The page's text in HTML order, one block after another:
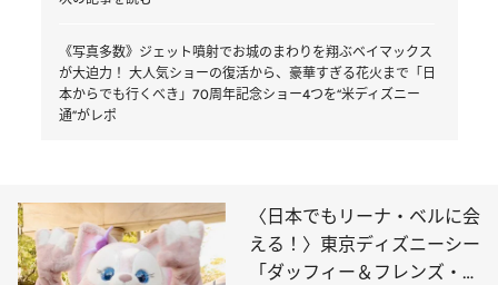
《写真多数》ジェット噴射でお城のまわりを翔ぶベイマックス
が大迫力！ 大人気ショーの復活から、豪華すぎる花火まで「日
本からでも行くべき」70周年記念ショー4つを“米ディズニー
通”がレポ
〈日本でもリーナ・ベルに会
える！〉東京ディズニーシー
「ダッフィー＆フレンズ・ワ